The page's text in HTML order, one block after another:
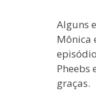
Alguns
Mônica
Pheebs
graças.